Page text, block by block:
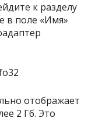
к разделу
в поле «Имя»
отображает
2 Гб. Это